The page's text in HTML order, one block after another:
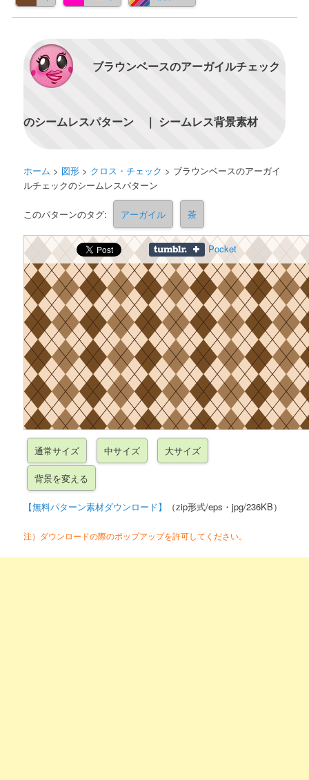
ブラウンベースのアーガイルチェック
のシームレスパターン ｜ シームレス背景素材
ホーム > 図形 > クロス・チェック > ブラウンベースのアーガイ
ルチェックのシームレスパターン
このパターンのタグ: アーガイル 茶
Pocket
【無料パターン素材ダウンロード】 （zip形式/eps・jpg/236KB）
注）ダウンロードの際のポップアップを許可してください。